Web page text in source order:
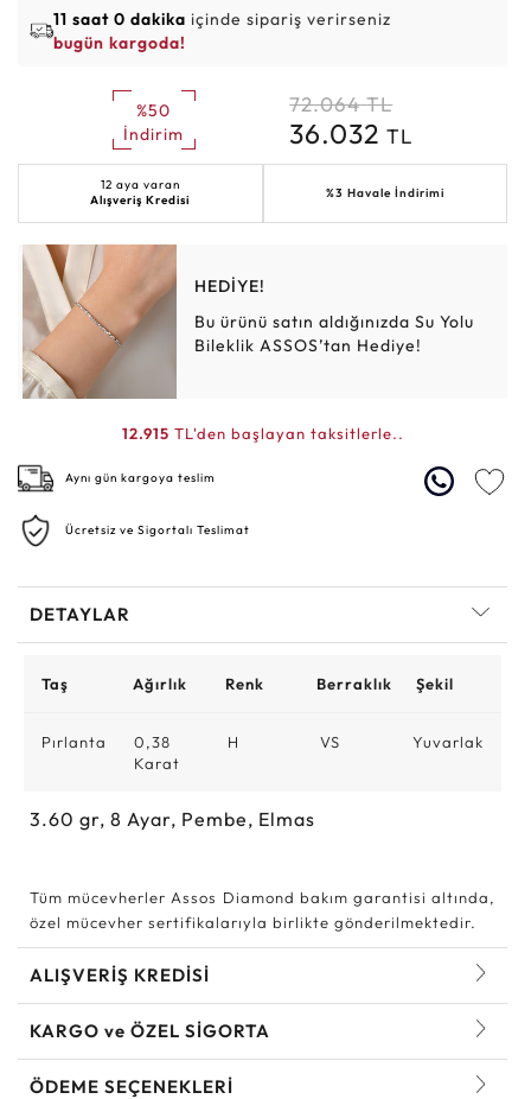
11 saat 0 dakika içinde sipariş verirseniz
bugün kargoda!
%50
İndirim
72.064 TL
36.032TL
12 aya varan
Alışveriş Kredisi
%3 Havale İndirimi
HEDİYE!
Bu ürünü satın aldığınızda Su Yolu
Bileklik ASSOS’tan Hediye!
12.915 TL'den başlayan taksitlerle..
Aynı gün kargoya teslim
Ücretsiz ve Sigortalı Teslimat
DETAYLAR
Taş Ağırlık Renk Berraklık Şekil
Pırlanta
0,38
Karat
H VS Yuvarlak
3.60 gr, 8 Ayar, Pembe, Elmas
Tüm mücevherler Assos Diamond bakım garantisi altında,
özel mücevher sertifikalarıyla birlikte gönderilmektedir.
ALIŞVERİŞ KREDİSİ
KARGO ve ÖZEL SİGORTA
ÖDEME SEÇENEKLERİ